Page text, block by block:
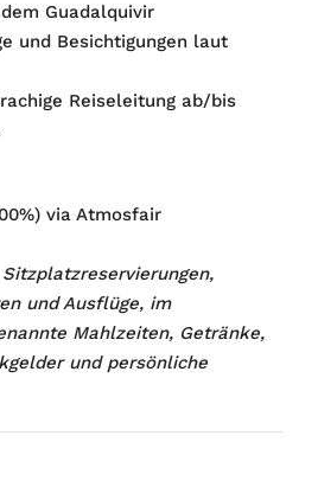
Guadalquivir
und Besichtigungen laut
Reiseleitung ab/bis
via Atmosfair
und Ausflüge, im
Mahlzeiten, Getränke,
und persönliche